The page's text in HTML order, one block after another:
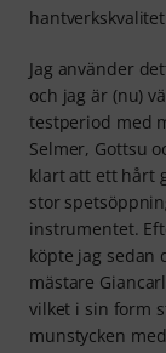
Jag använder
och jag är (nu)
testperiod med
Selmer, Gottsu
klart att ett hårt
stor
instrumentet.
köpte jag sedan
mästare
vilket i sin form
munstycken
hantverkskvalitet